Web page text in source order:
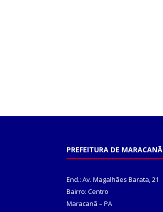
PREFEITURA DE MARACANÃ
End.: Av. Magalhães Barata, 21
Bairro: Centro
Maracanã – PA